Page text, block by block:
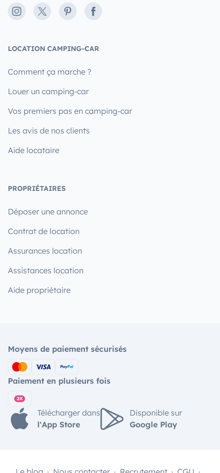
Instagram
X PinterestFacebook
LOCATION CAMPING-CAR
Comment ça marche ?
Louer un camping-car
Vos premiers pas en camping-car
Les avis de nos clients
Aide locataire
PROPRIÉTAIRES
Déposer une annonce
Contrat de location
Assurances location
Assistances location
Aide propriétaire
Moyens de paiement sécurisés
Paiement en plusieurs fois
Télécharger dans
l'App Store
Disponible sur
Google Play